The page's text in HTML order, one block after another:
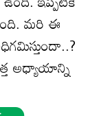
మరి ఈ
అధ్యాయాన్ని